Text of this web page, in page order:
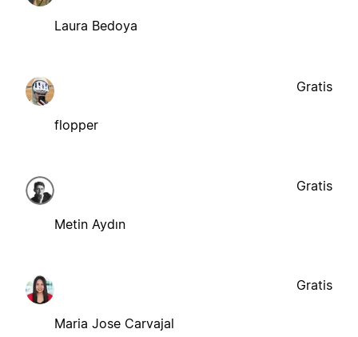
Laura Bedoya
flopper
Gratis
Metin Aydın
Gratis
Maria Jose Carvajal
Gratis